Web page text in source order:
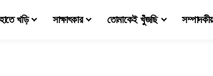
খড়ি সাক্ষাৎকার তোমাকেই খুঁজছি